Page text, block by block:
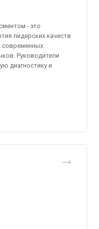
- это
лидерских качеств
современных
Руководители
диагностику и